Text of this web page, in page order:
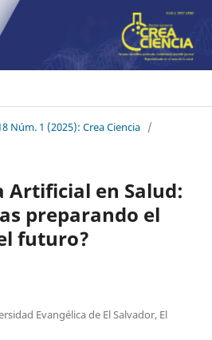
Núm. 1 (2025): Crea Ciencia /
Artificial en Salud:
preparando el
futuro?
Evangélica de El Salvador, El